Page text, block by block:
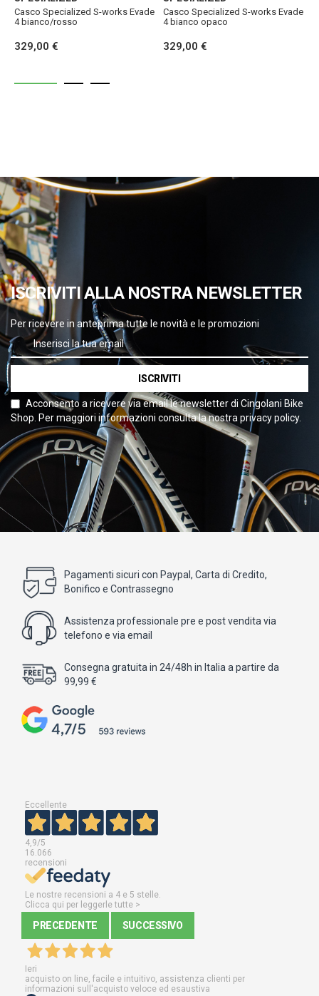
Casco Specialized S-works Evade
4 bianco/rosso
329,00 €
Casco Specialized S-works Evade
4 bianco opaco
329,00 €
ISCRIVITI ALLA NOSTRA NEWSLETTER
Per ricevere in anteprima tutte le novità e le promozioni
ISCRIVITI
Acconsento a ricevere via email le newsletter di Cingolani Bike
Shop. Per maggiori informazioni consulta la nostra privacy policy.
Pagamenti sicuri con Paypal, Carta di Credito,
Bonifico e Contrassegno
Assistenza professionale pre e post vendita via
telefono e via email
Consegna gratuita in 24/48h in Italia a partire da
99,99 €
Eccellente
4,9/5
16.066
recensioni
Le nostre recensioni a 4 e 5 stelle.
Clicca qui per leggerle tutte >
PRECEDENTE SUCCESSIVO
Ieri
acquisto on line, facile e intuitivo, assistenza clienti per
informazioni sull'acquisto veloce ed esaustiva